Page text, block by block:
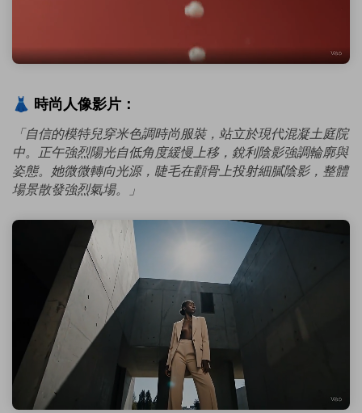
👗 時尚人像影片：
「自信的模特兒穿米色調時尚服裝，站立於現代混凝土庭院
中。正午強烈陽光自低角度緩慢上移，銳利陰影強調輪廓與
姿態。她微微轉向光源，睫毛在顴骨上投射細膩陰影，整體
場景散發強烈氣場。」